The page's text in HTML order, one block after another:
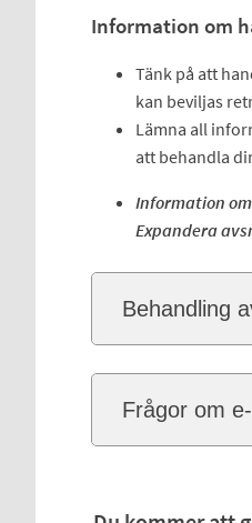
Information om
Tänk på att
kan beviljas
Lämna all
att behandla
Information
Expandera
Behandling
Frågor om